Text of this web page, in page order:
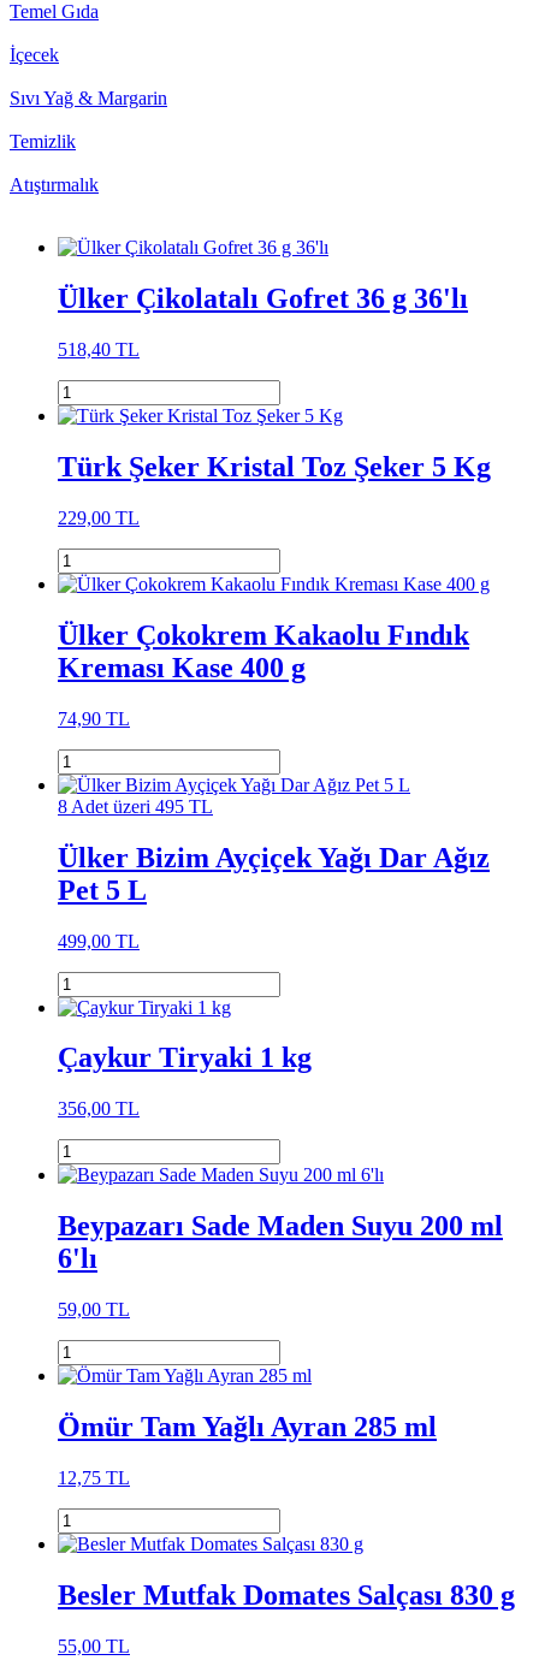
Temel Gıda
İçecek
Sıvı Yağ & Margarin
Temizlik
Atıştırmalık
Ülker Çikolatalı Gofret 36 g 36'lı
518,40 TL
Türk Şeker Kristal Toz Şeker 5 Kg
229,00 TL
Ülker Çokokrem Kakaolu Fındık
Kreması Kase 400 g
74,90 TL
8 Adet üzeri 495 TL
Ülker Bizim Ayçiçek Yağı Dar Ağız
Pet 5 L
499,00 TL
Çaykur Tiryaki 1 kg
356,00 TL
Beypazarı Sade Maden Suyu 200 ml
6'lı
59,00 TL
Ömür Tam Yağlı Ayran 285 ml
12,75 TL
Besler Mutfak Domates Salçası 830 g
55,00 TL